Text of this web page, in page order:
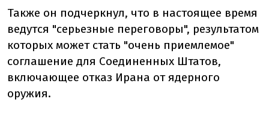
Также он подчеркнул, что в настоящее время
ведутся "серьезные переговоры", результатом
которых может стать "очень приемлемое"
соглашение для Соединенных Штатов,
включающее отказ Ирана от ядерного
оружия.